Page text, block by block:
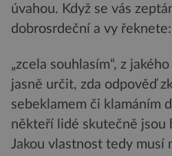
úvahou. Když se vás
dobrosrdeční a vy řeknete:
„zcela souhlasím“, z
jasně určit, zda odpověď
sebeklamem či klamáním
někteří lidé skutečně jsou
Jakou vlastnost tedy musí